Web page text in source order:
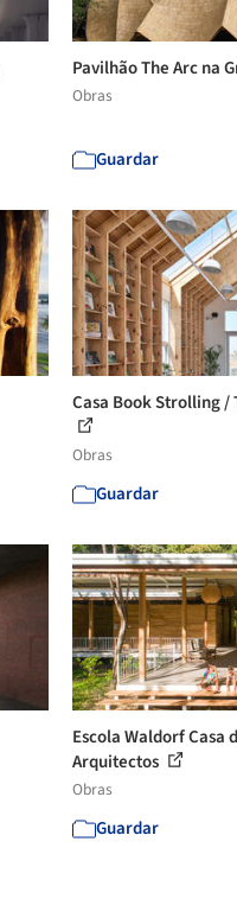
Pavilhão The Arc na
Obras
Guardar
Casa Book Strolling
Obras
Guardar
Escola Waldorf Casa
Arquitectos
Obras
Guardar